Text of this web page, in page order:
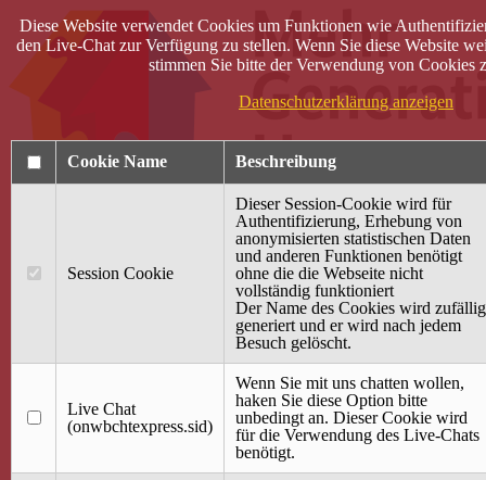
40 Jahre Mütterzentrum
Terminkalender
Gemeinsam aktiv
Gemeinsam unterwegs
wirFAIRändern
Diese Website verwendet Cookies um Funktionen wie
den Live-Chat zur Verfügung zu stellen. Wenn Sie diese Website
stimmen Sie bitte der Verwendung von Cookies
Datenschutzerklärung anzeigen
Cookie Name Beschreibung
Session Cookie
Dieser Session-Cookie wird für
Authentifizierung, Erhebung von
anonymisierten statistischen Daten
und anderen Funktionen benötigt
ohne die die Webseite nicht
vollständig funktioniert
Der Name des Cookies wird zufällig
generiert und er wird nach jedem
Besuch gelöscht.
Live Chat
(onwbchtexpress.sid)
Wenn Sie mit uns chatten wollen,
haken Sie diese Option bitte
unbedingt an. Dieser Cookie wird
für die Verwendung des Live-Chats
benötigt.